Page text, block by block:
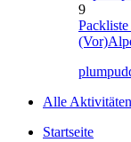
9
Alle Aktivitäten
Startseite